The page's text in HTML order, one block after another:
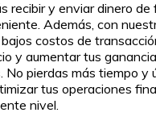
recibir y enviar dinero de
Además, con
costos de
y aumentar tus
No pierdas más tiempo y
tus operaciones
nivel.